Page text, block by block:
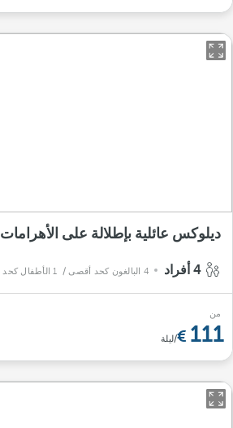
ديلوكس عائلية بإطلالة على الأهرامات
4 البالغون كحد أقصى / 1 الأطفال كحد أقصى
من
111 /ليلة